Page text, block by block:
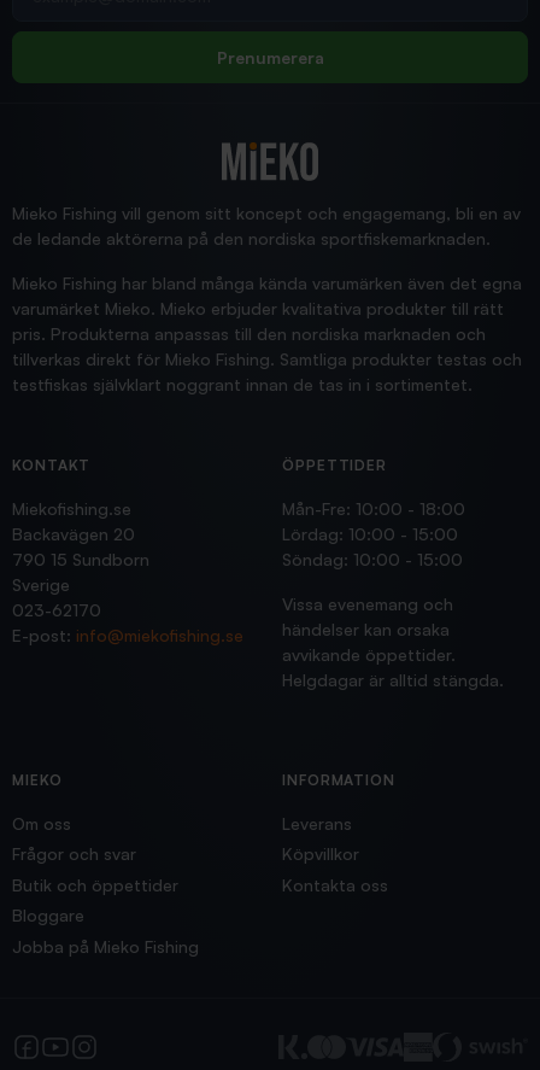
Jensa
Prenumerera
Mieko Fishing vill genom sitt koncept och engagemang, bli en av
de ledande aktörerna på den nordiska sportfiskemarknaden.
Mieko Fishing har bland många kända varumärken även det egna
varumärket Mieko. Mieko erbjuder kvalitativa produkter till rätt
pris. Produkterna anpassas till den nordiska marknaden och
tillverkas direkt för Mieko Fishing. Samtliga produkter testas och
testfiskas självklart noggrant innan de tas in i sortimentet.
KONTAKT
Miekofishing.se
Backavägen 20
790 15 Sundborn
Sverige
023-62170
E-post: info@miekofishing.se
ÖPPETTIDER
Mån-Fre: 10:00 - 18:00
Lördag: 10:00 - 15:00
Söndag: 10:00 - 15:00
Vissa evenemang och
händelser kan orsaka
avvikande öppettider.
Helgdagar är alltid stängda.
MIEKO
Om oss
Frågor och svar
Butik och öppettider
Bloggare
Jobba på Mieko Fishing
INFORMATION
Leverans
Köpvillkor
Kontakta oss
Facebook
YouTubeInstagram